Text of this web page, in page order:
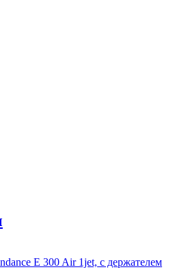
E 300 Air 1jet, с держателем